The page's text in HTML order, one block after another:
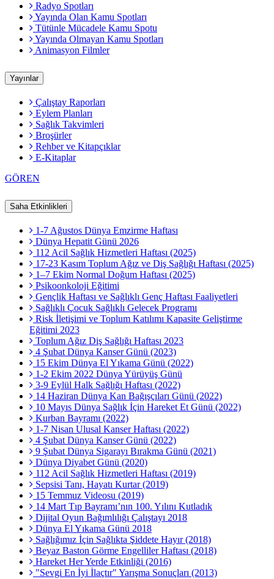
Radyo Spotları
Yayında Olan Kamu Spotları
Tütünle Mücadele Kamu Spotu
Yayında Olmayan Kamu Spotları
Animasyon Filmler
Yayınlar
Çalıştay Raporları
Eylem Planları
Sağlık Takvimleri
Broşürler
Rehber ve Kitapçıklar
E-Kitaplar
GÖREN
Saha Etkinlikleri
1-7 Ağustos Dünya Emzirme Haftası
Dünya Hepatit Günü 2026
112 Acil Sağlık Hizmetleri Haftası (2025)
17-23 Kasım Toplum Ağız ve Diş Sağlığı Haftası (2025)
1–7 Ekim Normal Doğum Haftası (2025)
Psikoonkoloji Eğitimi
Gençlik Haftası ve Sağlıklı Genç Haftası Faaliyetleri
Sağlıklı Çocuk Sağlıklı Gelecek Programı
Risk İletişimi ve Toplum Katılımı Kapasite Geliştirme
Eğitimi 2023
Toplum Ağız Diş Sağlığı Haftası 2023
4 Şubat Dünya Kanser Günü (2023)
15 Ekim Dünya El Yıkama Günü (2022)
1-2 Ekim 2022 Dünya Yürüyüş Günü
3-9 Eylül Halk Sağlığı Haftası (2022)
14 Haziran Dünya Kan Bağışçıları Günü (2022)
10 Mayıs Dünya Sağlık İçin Hareket Et Günü (2022)
Kurban Bayramı (2022)
1-7 Nisan Ulusal Kanser Haftası (2022)
4 Şubat Dünya Kanser Günü (2022)
9 Şubat Dünya Sigarayı Bırakma Günü (2021)
Dünya Diyabet Günü (2020)
112 Acil Sağlık Hizmetleri Haftası (2019)
Sepsisi Tanı, Hayatı Kurtar (2019)
15 Temmuz Videosu (2019)
14 Mart Tıp Bayramı’nın 100. Yılını Kutladık
Dijital Oyun Bağımlılığı Çalıştayı 2018
Dünya El Yıkama Günü 2018
Sağlığımız İçin Sağlıkta Şiddete Hayır (2018)
Beyaz Baston Görme Engelliler Haftası (2018)
Hareket Her Yerde Etkinliği (2016)
"Sevgi En İyi İlaçtır" Yarışma Sonuçları (2013)